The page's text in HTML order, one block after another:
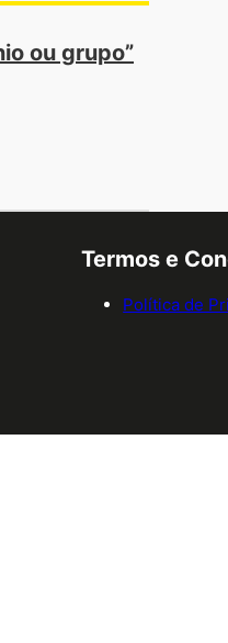
ou grupo”
Termos e
Política de